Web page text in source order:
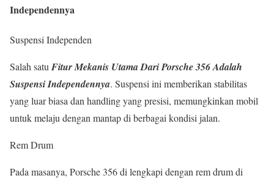
Independennya
Suspensi Independen
Salah satu Fitur Mekanis Utama Dari Porsche 356 Adalah
Suspensi Independennya. Suspensi ini memberikan stabilitas
yang luar biasa dan handling yang presisi, memungkinkan mobil
untuk melaju dengan mantap di berbagai kondisi jalan.
Rem Drum
Pada masanya, Porsche 356 di lengkapi dengan rem drum di